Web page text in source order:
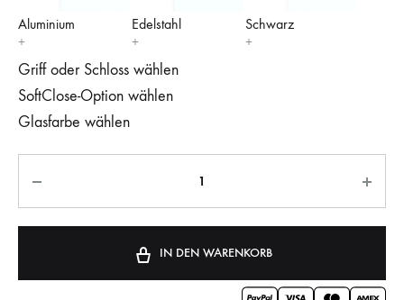
Aluminium Edelstahl Schwarz
Griff oder Schloss wählen
SoftClose-Option wählen
Glasfarbe wählen
IN DEN WARENKORB